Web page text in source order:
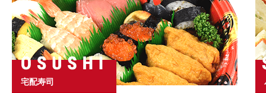
宅配寿司